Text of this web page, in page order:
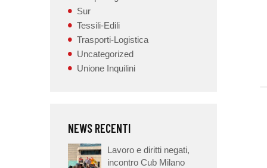
Sur
Tessili-Edili
Trasporti-Logistica
Uncategorized
Unione Inquilini
NEWS RECENTI
Lavoro e diritti negati,
incontro Cub Milano